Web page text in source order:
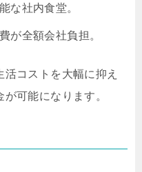
な社内食堂。
が全額会社負担。
コストを大幅に抑え
可能になります。